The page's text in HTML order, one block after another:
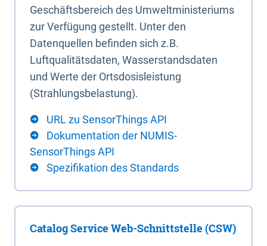
Geschäftsbereich des Umweltministeriums
zur Verfügung gestellt. Unter den
Datenquellen befinden sich z.B.
Luftqualitätsdaten, Wasserstandsdaten
und Werte der Ortsdosisleistung
(Strahlungsbelastung).
URL zu SensorThings API
Dokumentation der NUMIS-
SensorThings API
Spezifikation des Standards
Catalog Service Web-Schnittstelle (CSW)